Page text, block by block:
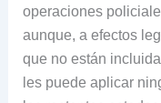
operaciones
aunque, a efectos
que no están
les puede aplicar